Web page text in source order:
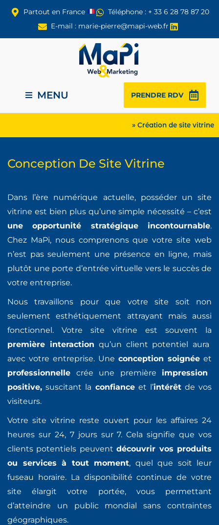
Partout en France
Téléphone : + 33 6 28 78 87 20
E-mail : marie-pierre@mapi-web.fr
MENU PRENDRE RDV
» Création de site vitrine
Conception De Site Vitrine
Dans l’ère numérique actuelle, posséder un site
vitrine est bien plus qu’une simple nécessité – c’est
une opportunité stratégique incontournable.
Chez MaPi, nous comprenons que votre site web
n’est pas seulement une présence en ligne, mais
plutôt une porte d’entrée virtuelle vers le succès de
votre entreprise.
Nous travaillons pour que votre site soit non
seulement esthétiquement attrayant mais aussi
fonctionnel. Votre site vitrine est souvent la
première interaction qu’un client potentiel aura
avec votre entreprise. Une conception soignée et
professionnelle crée une première impression
positive, suscitant la confiance et l’intérêt de vos
visiteurs.
Votre site vitrine reste ouvert pour les affaires 24
heures sur 24, 7 jours sur 7. Cela signifie que vos
clients potentiels peuventdécouvrir vos produits
ou services à tout moment, quel que soit leur
fuseau horaire. La disponibilité continue de votre
site élargit votre portée, vous permettant
d’atteindre un public mondial sans contraintes
géographiques.